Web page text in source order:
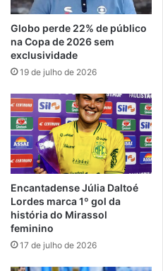
Globo perde 22% de público
na Copa de 2026 sem
exclusividade
19 de julho de 2026
Encantadense Júlia Daltoé
Lordes marca 1º gol da
história do Mirassol
feminino
17 de julho de 2026